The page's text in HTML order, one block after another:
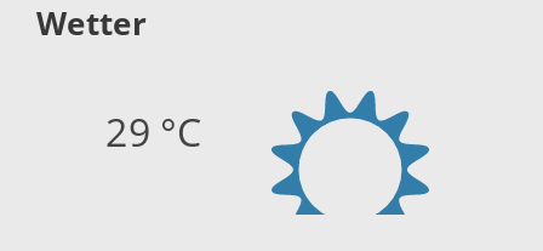
Wetter
29 °C